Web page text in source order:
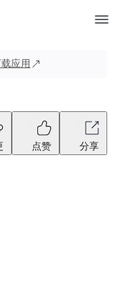
应用
点赞 分享